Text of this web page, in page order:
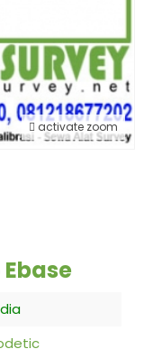
activate zoom
Ebase